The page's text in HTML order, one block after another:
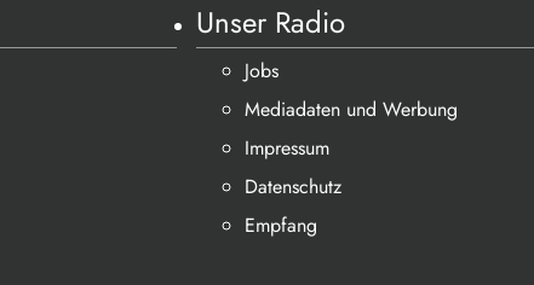
Unser Radio
Jobs
Mediadaten und Werbung
Impressum
Datenschutz
Empfang